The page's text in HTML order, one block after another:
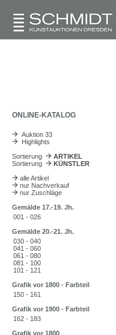
ONLINE-KATALOG
Auktion 33
Highlights
Sortierung
ARTIKEL
Sortierung
KÜNSTLER
alle Artikel
nur Nachverkauf
nur Zuschläge
Gemälde 17.-19. Jh.
001 - 026
Gemälde 20.-21. Jh.
030 - 040
041 - 060
061 - 080
081 - 100
101 - 121
Grafik vor 1800 - Farbteil
150 - 161
Grafik vor 1900 - Farbteil
162 - 183
Grafik vor 1800